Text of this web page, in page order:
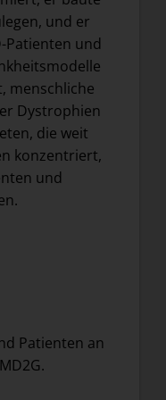
und er
Patienten und
menschliche
Dystrophien
die weit
konzentriert,
und
Patienten an